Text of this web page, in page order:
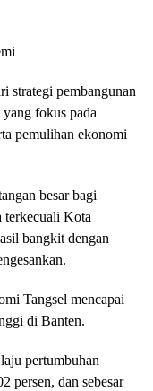
strategi pembangunan
fokus pada
pemulihan ekonomi
besar bagi
terkecuali Kota
bangkit dengan
Tangsel mencapai
di Banten.
pertumbuhan
persen, dan sebesar